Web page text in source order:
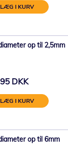
LÆG I KURV
op til 2,5mm
DKK
LÆG I KURV
op til 6mm